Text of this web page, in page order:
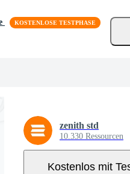
zenith std
10.330 Ressourcen
Kostenlos mit